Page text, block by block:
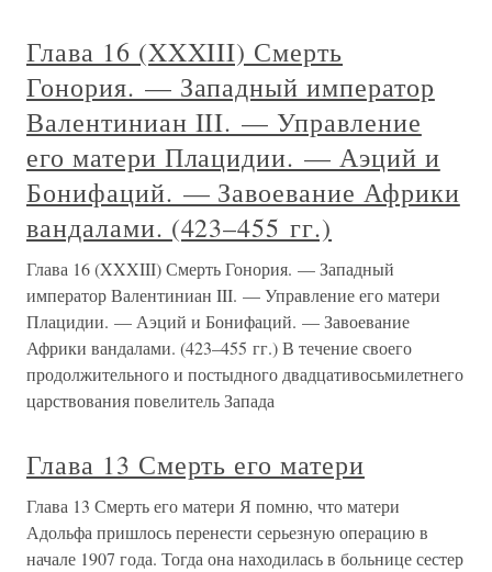
Глава 16 (XXXIII) Смерть
Гонория. — Западный император
Валентиниан III. — Управление
его матери Плацидии. — Аэций и
Бонифаций. — Завоевание Африки
вандалами. (423–455 гг.)
Глава 16 (XXXIII) Смерть Гонория. — Западный
император Валентиниан III. — Управление его матери
Плацидии. — Аэций и Бонифаций. — Завоевание
Африки вандалами. (423–455 гг.) В течение своего
продолжительного и постыдного двадцативосьмилетнего
царствования повелитель Запада
Глава 13 Смерть его матери
Глава 13 Смерть его матери Я помню, что матери
Адольфа пришлось перенести серьезную операцию в
начале 1907 года. Тогда она находилась в больнице сестер